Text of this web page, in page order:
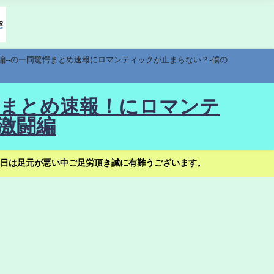
の一同驚愕まとめ速報にロマンティックが止まらない？-僕の
とめ速報！にロマンテ
闘編
足元が悪い中ご足労頂き誠に有難うございます。